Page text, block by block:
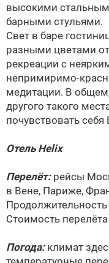
высокими
барными стульями.
Свет в баре
разными цветами
рекреации с
непримиримо-
медитации. В
другого такого
почувствовать
Отель Helix
Перелёт:рейсы
в Вене, Париже,
Продолжительность
Стоимость
Погода:климат